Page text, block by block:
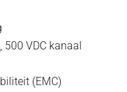
500 VDC kanaal
(EMC)